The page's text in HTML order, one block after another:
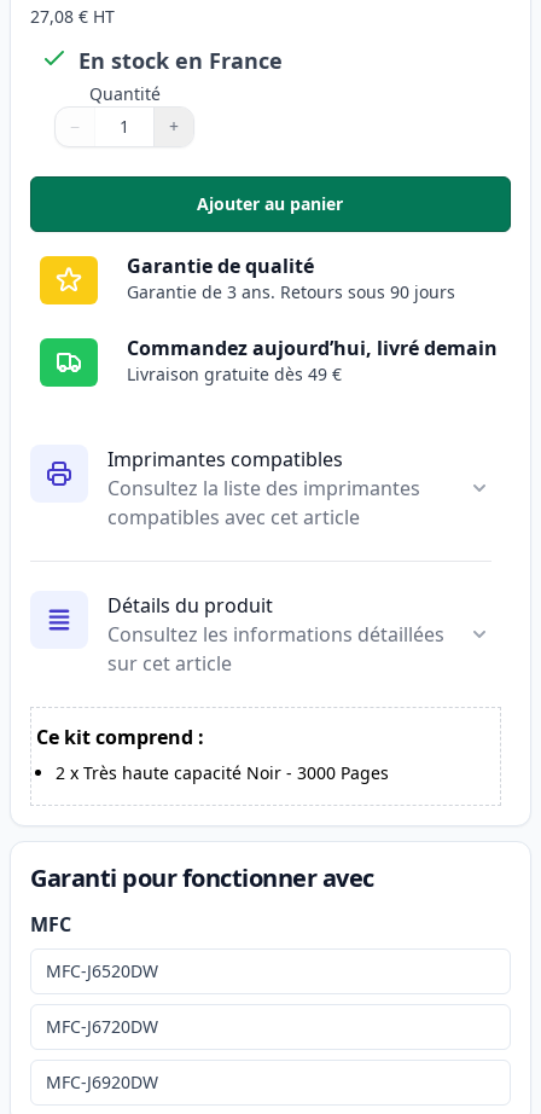
Imprimantes compatibles
Consultez la liste des imprimantes
compatibles avec cet article
Détails du produit
Consultez les informations détaillées
sur cet article
Ce kit comprend :
2 x Très haute capacité Noir - 3000 Pages
27,08 € HT
En stock en France
Quantité
Quantité
Utilisez les boutons pour ajuster
− +
Quantité
Ajouter au panier
,Pack de 2 Brother LC129BK
Garantie de qualité
Garantie de 3 ans. Retours sous 90 jours
Commandez aujourd’hui, livré demain
Livraison gratuite dès 49 €
Garanti pour fonctionner avec
MFC
MFC-J6520DW
MFC-J6720DW
MFC-J6920DW